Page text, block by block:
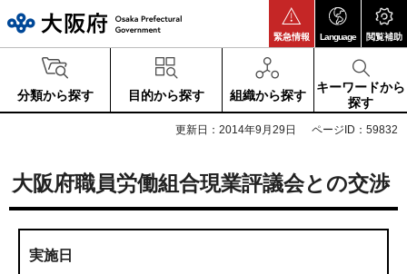
緊急情報 Language 閲覧補助
分類から探す 目的から探す 組織から探す
キーワードから
探す
更新日：2014年9月29日 ページID：59832
大阪府職員労働組合現業評議会との交渉
実施日